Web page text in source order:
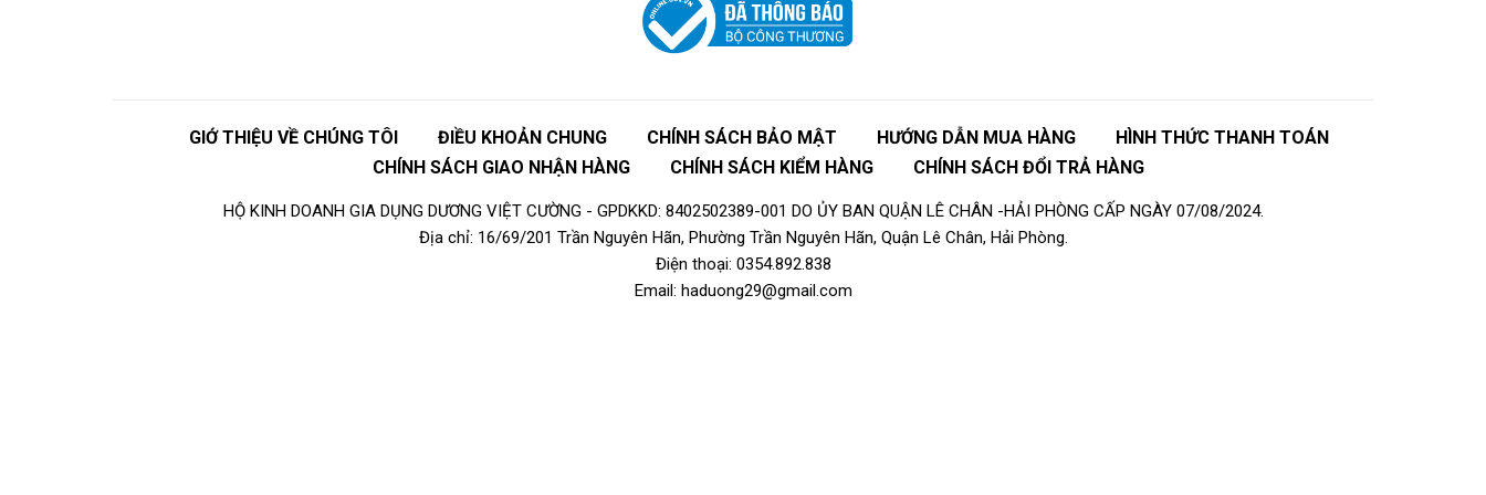
GIỚ THIỆU VỀ CHÚNG TÔI ĐIỀU KHOẢN CHUNG CHÍNH SÁCH BẢO MẬT HƯỚNG DẪN MUA HÀNG
HÌNH THỨC THANH TOÁN
CHÍNH SÁCH GIAO NHẬN HÀNG
CHÍNH SÁCH KIỂM HÀNG CHÍNH SÁCH ĐỔI TRẢ HÀNG
HỘ KINH DOANH GIA DỤNG DƯƠNG VIỆT CƯỜNG - GPDKKD: 8402502389-001 DO ỦY BAN QUẬN LÊ CHÂN -HẢI PHÒNG CẤP NGÀY 07/08/2024.
Địa chỉ: 16/69/201 Trần Nguyên Hãn, Phường Trần Nguyên Hãn, Quận Lê Chân, Hải Phòng.
Điện thoại: 0354.892.838
Email: haduong29@gmail.com